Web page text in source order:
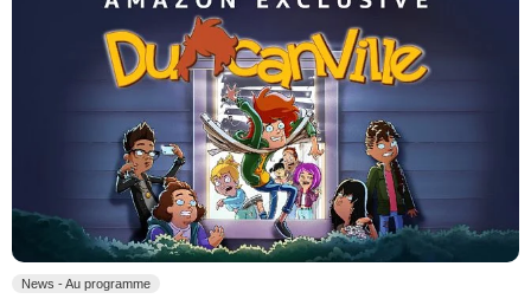
News - Au programme